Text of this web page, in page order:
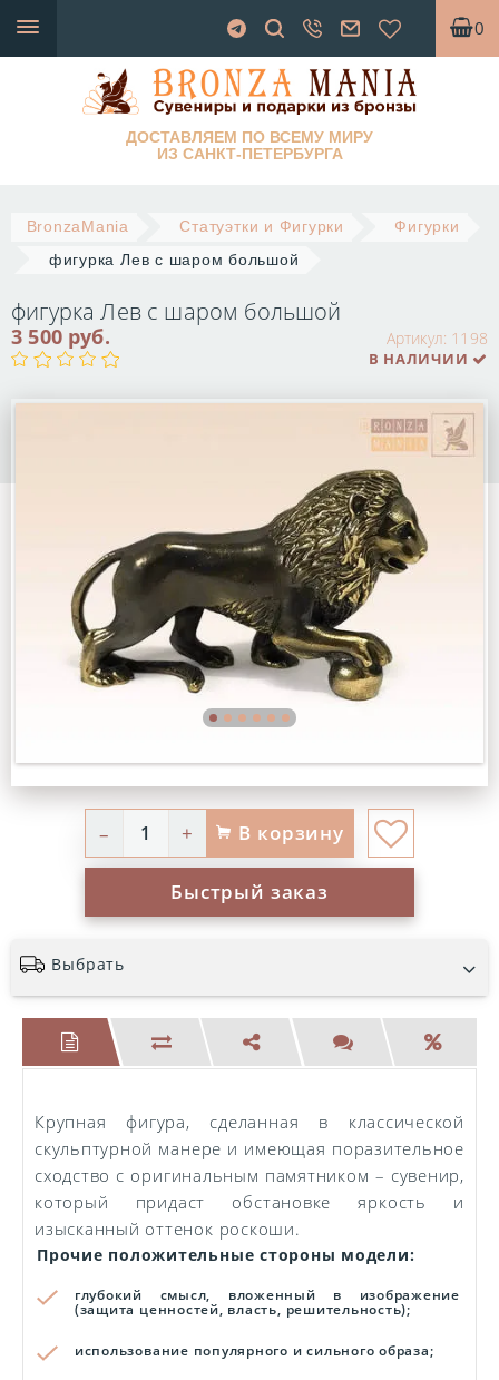
0
ДОСТАВЛЯЕМ ПО ВСЕМУ МИРУ
ИЗ САНКТ-ПЕТЕРБУРГА
BronzaMania Статуэтки и Фигурки
Фигурки
фигурка Лев с шаром большой
фигурка Лев с шаром большой
Артикул: 1198
3 500 руб.
В НАЛИЧИИ
– + В корзину
Быстрый заказ
Выбрать
Крупная фигура, сделанная в классической
скульптурной манере и имеющая поразительное
сходство с оригинальным памятником – сувенир,
который придаст обстановке яркость и
изысканный оттенок роскоши.
Прочие положительные стороны модели:
глубокий смысл, вложенный в изображение
(защита ценностей, власть, решительность);
использование популярного и сильного образа;